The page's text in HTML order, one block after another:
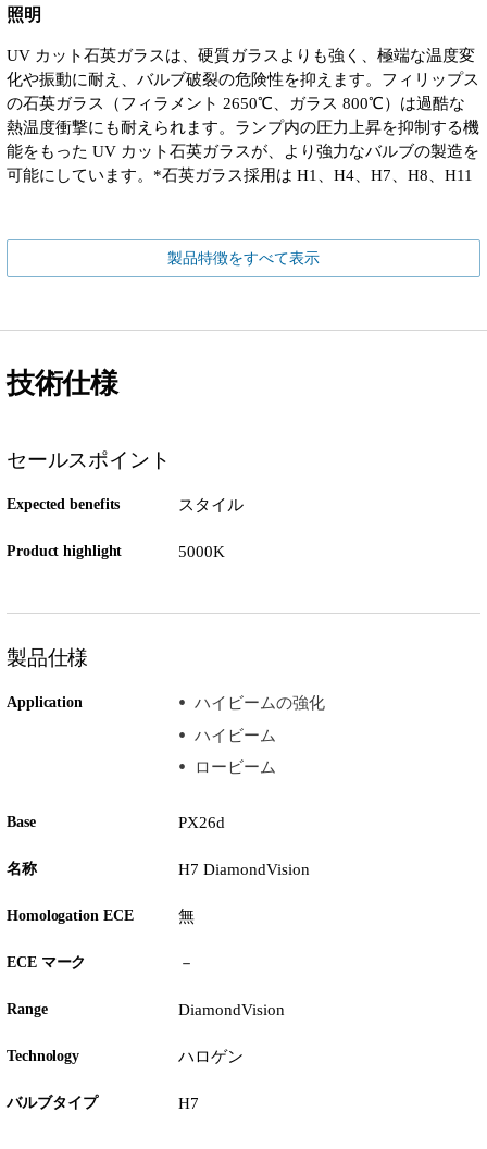
照明
UV カット石英ガラスは、硬質ガラスよりも強く、極端な温度変
化や振動に耐え、バルブ破裂の危険性を抑えます。フィリップス
の石英ガラス（フィラメント 2650℃、ガラス 800℃）は過酷な
熱温度衝撃にも耐えられます。ランプ内の圧力上昇を抑制する機
能をもった UV カット石英ガラスが、より強力なバルブの製造を
可能にしています。*石英ガラス採用は H1、H4、H7、H8、H11
製品特徴をすべて表示
技術仕様
セールスポイント
Expected benefits スタイル
Product highlight 5000K
製品仕様
Application
ハイビームの強化
ハイビーム
ロービーム
Base PX26d
名称 H7 DiamondVision
Homologation ECE 無
ECE マーク －
Range DiamondVision
Technology ハロゲン
バルブタイプ H7